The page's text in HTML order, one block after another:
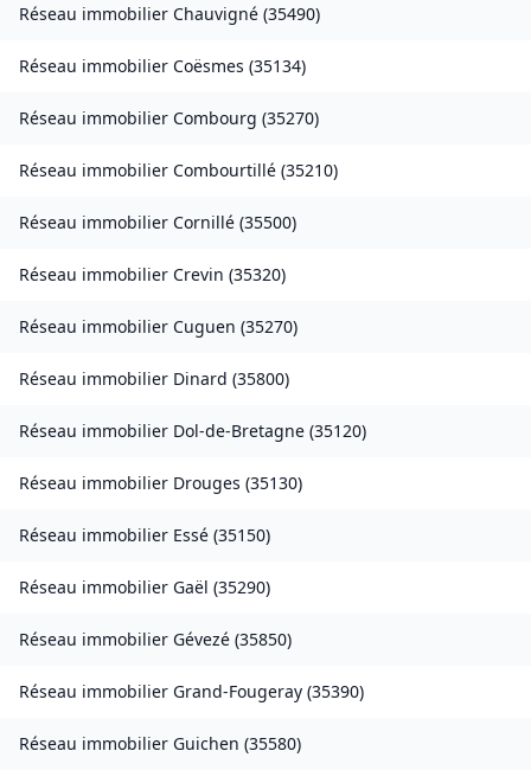
Réseau immobilier Chauvigné (35490)
Réseau immobilier Coësmes (35134)
Réseau immobilier Combourg (35270)
Réseau immobilier Combourtillé (35210)
Réseau immobilier Cornillé (35500)
Réseau immobilier Crevin (35320)
Réseau immobilier Cuguen (35270)
Réseau immobilier Dinard (35800)
Réseau immobilier Dol-de-Bretagne (35120)
Réseau immobilier Drouges (35130)
Réseau immobilier Essé (35150)
Réseau immobilier Gaël (35290)
Réseau immobilier Gévezé (35850)
Réseau immobilier Grand-Fougeray (35390)
Réseau immobilier Guichen (35580)